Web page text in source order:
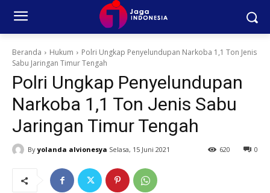
Beranda Hukum
Polri Ungkap Penyelundupan Narkoba 1,1 Ton Jenis
Sabu Jaringan Timur Tengah
Polri Ungkap Penyelundupan
Narkoba 1,1 Ton Jenis Sabu
Jaringan Timur Tengah
By yolanda alvionesya Selasa, 15 Juni 2021 0
620